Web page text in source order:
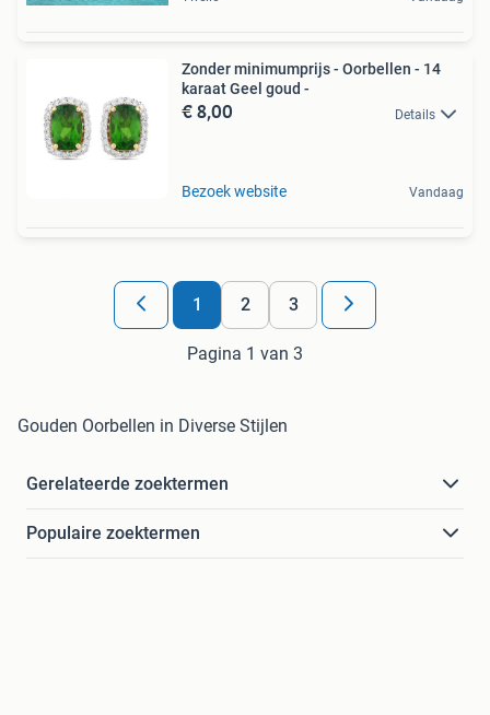
Zonder minimumprijs - Oorbellen - 14
karaat Geel goud -
€ 8,00 Details
Bezoek website Vandaag
1 2 3
Pagina 1 van 3
Gouden Oorbellen in Diverse Stijlen
Gerelateerde zoektermen
Populaire zoektermen